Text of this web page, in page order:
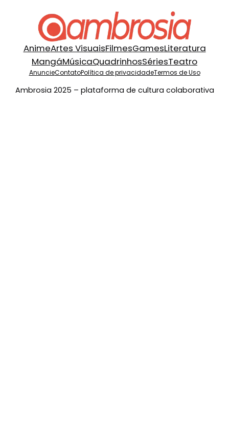
AnimeArtes VisuaisFilmesGamesLiteratura
MangáMúsicaQuadrinhosSériesTeatro
AnuncieContatoPolítica de privacidadeTermos de Uso
Ambrosia 2025 – plataforma de cultura colaborativa